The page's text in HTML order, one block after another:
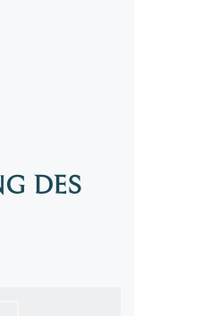
DES